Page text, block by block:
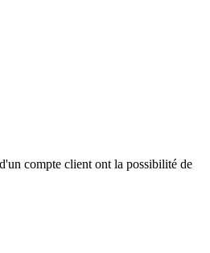
compte client ont la possibilité de